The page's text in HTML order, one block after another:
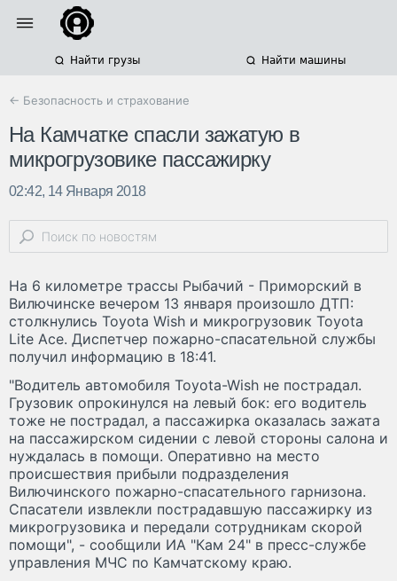
Найти грузы Найти машины
← Безопасность и страхование
На Камчатке спасли зажатую в
микрогрузовике пассажирку
02:42, 14 Января 2018
На 6 километре трассы Рыбачий - Приморский в
Вилючинске вечером 13 января произошло ДТП:
столкнулись Toyota Wish и микрогрузовик Toyota
Lite Ace. Диспетчер пожарно-спасательной службы
получил информацию в 18:41.
"Водитель автомобиля Toyota-Wish не пострадал.
Грузовик опрокинулся на левый бок: его водитель
тоже не пострадал, а пассажирка оказалась зажата
на пассажирском сидении с левой стороны салона и
нуждалась в помощи. Оперативно на место
происшествия прибыли подразделения
Вилючинского пожарно-спасательного гарнизона.
Спасатели извлекли пострадавшую пассажирку из
микрогрузовика и передали сотрудникам скорой
помощи", - сообщили ИА "Кам 24" в пресс-службе
управления МЧС по Камчатскому краю.